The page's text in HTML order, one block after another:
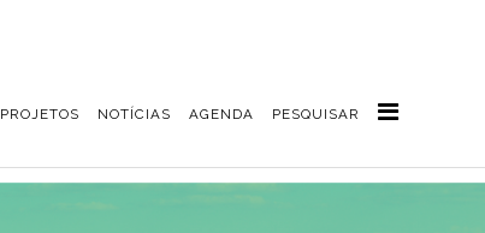
PROJETOS NOTÍCIAS AGENDA PESQUISAR